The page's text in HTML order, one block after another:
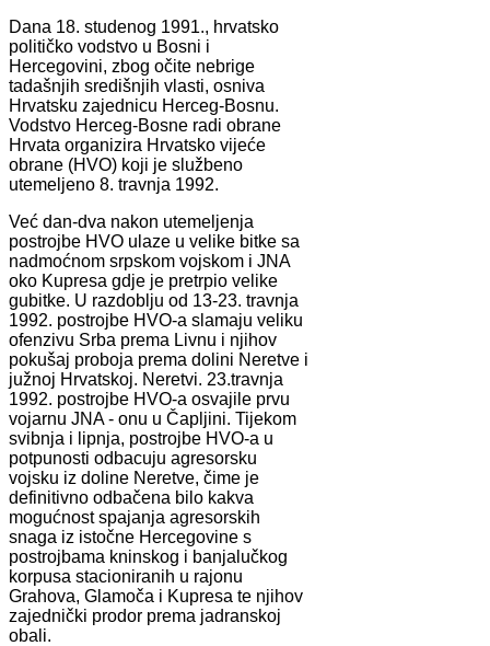
Dana 18. studenog 1991., hrvatsko
političko vodstvo u Bosni i
Hercegovini, zbog očite nebrige
tadašnjih središnjih vlasti, osniva
Hrvatsku zajednicu Herceg-Bosnu.
Vodstvo Herceg-Bosne radi obrane
Hrvata organizira Hrvatsko vijeće
obrane (HVO) koji je službeno
utemeljeno 8. travnja 1992.
Već dan-dva nakon utemeljenja
postrojbe HVO ulaze u velike bitke sa
nadmoćnom srpskom vojskom i JNA
oko Kupresa gdje je pretrpio velike
gubitke. U razdoblju od 13-23. travnja
1992. postrojbe HVO-a slamaju veliku
ofenzivu Srba prema Livnu i njihov
pokušaj proboja prema dolini Neretve i
južnoj Hrvatskoj. Neretvi. 23.travnja
1992. postrojbe HVO-a osvajile prvu
vojarnu JNA - onu u Čapljini. Tijekom
svibnja i lipnja, postrojbe HVO-a u
potpunosti odbacuju agresorsku
vojsku iz doline Neretve, čime je
definitivno odbačena bilo kakva
mogućnost spajanja agresorskih
snaga iz istočne Hercegovine s
postrojbama kninskog i banjalučkog
korpusa stacioniranih u rajonu
Grahova, Glamoča i Kupresa te njihov
zajednički prodor prema jadranskoj
obali.